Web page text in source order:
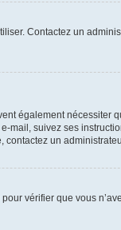
Contactez un
également nécessiter
mail, suivez ses
contactez un
vérifier que vous